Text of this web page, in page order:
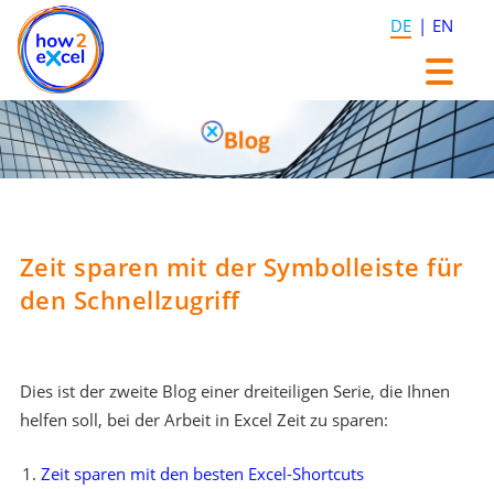
DE EN
Zum
Inhalt
springen
Zum
Inhalt
springen
Zeit sparen mit der Symbolleiste für
den Schnellzugriff
Dies ist der zweite Blog einer dreiteiligen Serie, die Ihnen
helfen soll, bei der Arbeit in Excel Zeit zu sparen:
Zeit sparen mit den besten Excel-Shortcuts